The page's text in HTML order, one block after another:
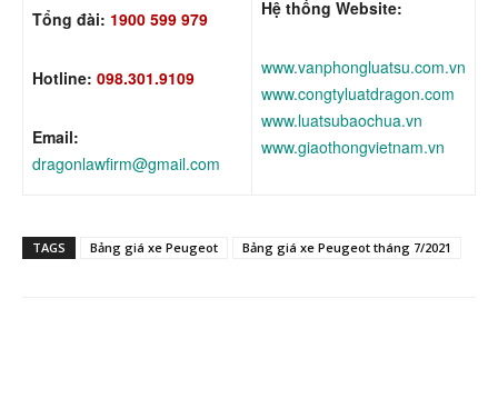
Tổng đài: 1900 599 979
Hotline: 098.301.9109
Email:
dragonlawfirm@gmail.com
Hệ thống Website:
www.vanphongluatsu.com.vn
www.congtyluatdragon.com
www.luatsubaochua.vn
www.giaothongvietnam.vn
TAGS Bảng giá xe Peugeot Bảng giá xe Peugeot tháng 7/2021